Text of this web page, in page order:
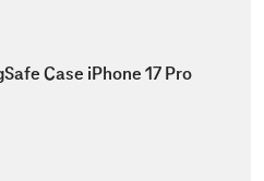
Case iPhone 17 Pro